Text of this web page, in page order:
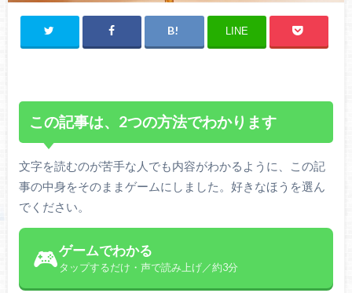
LINE
この記事は、2つの方法でわかります
文字を読むのが苦手な人でも内容がわかるように、この記
事の中身をそのままゲームにしました。好きなほうを選ん
でください。
🎮ゲームでわかる
タップするだけ・声で読み上げ／約3分